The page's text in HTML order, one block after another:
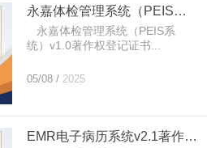
永嘉体检管理系统（PEIS系统）v1.0著作权登记证书
永嘉体检管理系统（PEIS系
统）v1.0著作权登记证书...
05/08 / 2025
EMR电子病历系统v2.1著作权登记证书